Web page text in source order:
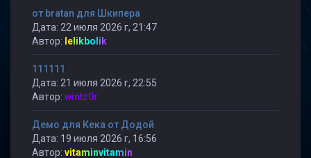
от bratan для Шкипера
Дата: 22 июля 2026 г, 21:47
Автор: lelikbolik
111111
Дата: 21 июля 2026 г, 22:55
Автор: wintz0r
Демо для Кека от Додой
Дата: 19 июля 2026 г, 16:56
Автор: vitaminvitamin